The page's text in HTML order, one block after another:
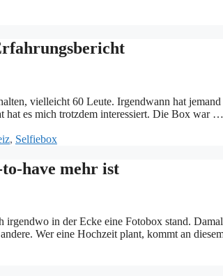
vielleicht 60 Leute. Irgendwann hat
hat es mich trotzdem interessiert. Die Box war …
, Selfiebox
have mehr ist
in der Ecke eine Fotobox stand.
Wer eine Hochzeit plant, kommt an